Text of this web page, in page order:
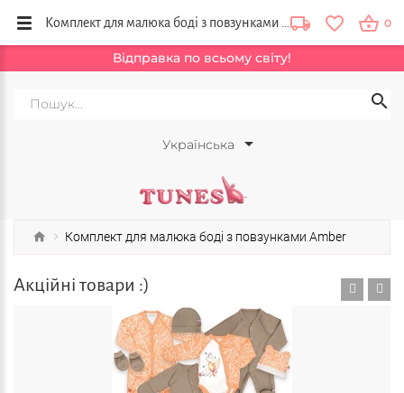
Відправка по всьому світу!
Українська
0
Комплект для малюка боді з повзунками Amber
Акційні товари :)